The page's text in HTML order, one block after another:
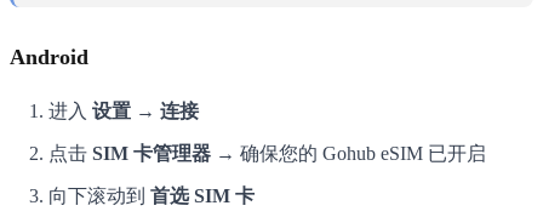
Android
进入 设置 → 连接
点击 SIM 卡管理器 → 确保您的 Gohub eSIM 已开启
向下滚动到 首选 SIM 卡